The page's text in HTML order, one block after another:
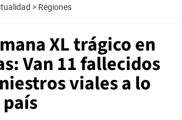
> Regiones
XL trágico en
Van 11 fallecidos
viales a lo